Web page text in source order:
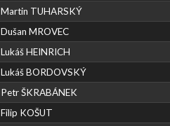
Martin TUHARSKÝ
Dušan MROVEC
Lukáš HEINRICH
Lukáš BORDOVSKÝ
Petr ŠKRABÁNEK
Filip KOŠUT